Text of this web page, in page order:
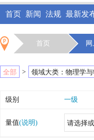
首页 新闻 法规 最新发
首页
全部 > 领域大类：物理学
级别 一级
量值(说明) 请选择